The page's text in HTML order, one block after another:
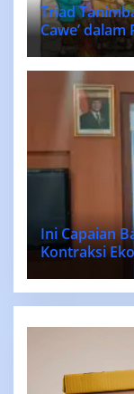
Triad
Cawe’
MASELA.
Ini Capaian
Kontraksi